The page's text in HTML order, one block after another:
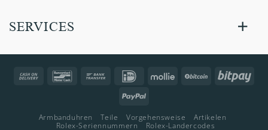
SERVICES
Cash
Bancontact Bank
IDeal Mollie BitCoin
PayPal
Armbanduhren Teile Vorgehensweise
Artikelen
Rolex-Seriennummern
Rolex-Landercodes